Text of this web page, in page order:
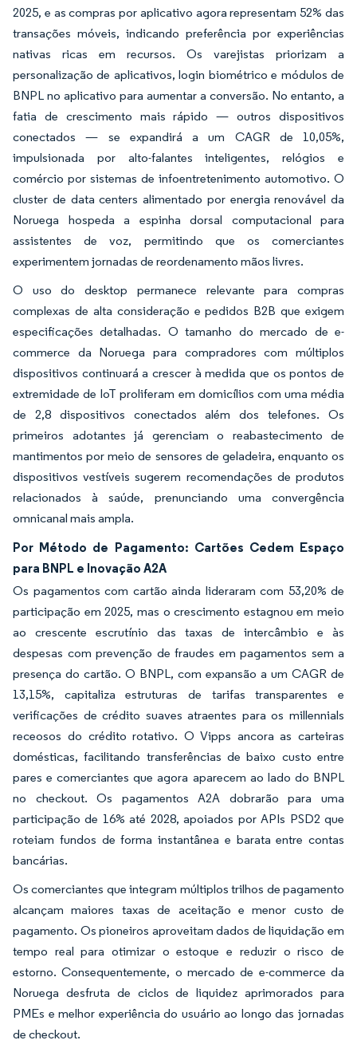
2025, e as compras por aplicativo agora representam 52% das
transações móveis, indicando preferência por experiências
nativas ricas em recursos. Os varejistas priorizam a
personalização de aplicativos, login biométrico e módulos de
BNPL no aplicativo para aumentar a conversão. No entanto, a
fatia de crescimento mais rápido — outros dispositivos
conectados — se expandirá a um CAGR de 10,05%,
impulsionada por alto-falantes inteligentes, relógios e
comércio por sistemas de infoentretenimento automotivo. O
cluster de data centers alimentado por energia renovável da
Noruega hospeda a espinha dorsal computacional para
assistentes de voz, permitindo que os comerciantes
experimentem jornadas de reordenamento mãos livres.
O uso do desktop permanece relevante para compras
complexas de alta consideração e pedidos B2B que exigem
especificações detalhadas. O tamanho do mercado de e-
commerce da Noruega para compradores com múltiplos
dispositivos continuará a crescer à medida que os pontos de
extremidade de IoT proliferam em domicílios com uma média
de 2,8 dispositivos conectados além dos telefones. Os
primeiros adotantes já gerenciam o reabastecimento de
mantimentos por meio de sensores de geladeira, enquanto os
dispositivos vestíveis sugerem recomendações de produtos
relacionados à saúde, prenunciando uma convergência
omnicanal mais ampla.
Por Método de Pagamento: Cartões Cedem Espaço
para BNPL e Inovação A2A
Os pagamentos com cartão ainda lideraram com 53,20% de
participação em 2025, mas o crescimento estagnou em meio
ao crescente escrutínio das taxas de intercâmbio e às
despesas com prevenção de fraudes em pagamentos sem a
presença do cartão. O BNPL, com expansão a um CAGR de
13,15%, capitaliza estruturas de tarifas transparentes e
verificações de crédito suaves atraentes para os millennials
receosos do crédito rotativo. O Vipps ancora as carteiras
domésticas, facilitando transferências de baixo custo entre
pares e comerciantes que agora aparecem ao lado do BNPL
no checkout. Os pagamentos A2A dobrarão para uma
participação de 16% até 2028, apoiados por APIs PSD2 que
roteiam fundos de forma instantânea e barata entre contas
bancárias.
Os comerciantes que integram múltiplos trilhos de pagamento
alcançam maiores taxas de aceitação e menor custo de
pagamento. Os pioneiros aproveitam dados de liquidação em
tempo real para otimizar o estoque e reduzir o risco de
estorno. Consequentemente, o mercado de e-commerce da
Noruega desfruta de ciclos de liquidez aprimorados para
PMEs e melhor experiência do usuário ao longo das jornadas
de checkout.